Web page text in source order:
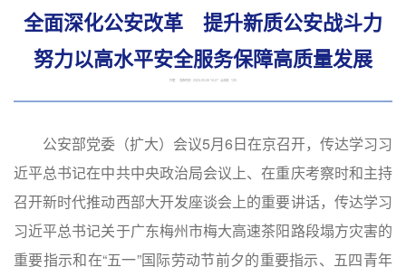
全面深化公安改革 提升新质公安战斗力
努力以高水平安全服务保障高质量发展
作者： 发布时间：2024-05-06 16:27 点击数： 125
公安部党委（扩大）会议5月6日在京召开，传达学习习
近平总书记在中共中央政治局会议上、在重庆考察时和主持
召开新时代推动西部大开发座谈会上的重要讲话，传达学习
习近平总书记关于广东梅州市梅大高速茶阳路段塌方灾害的
重要指示和在“五一”国际劳动节前夕的重要指示、五四青年